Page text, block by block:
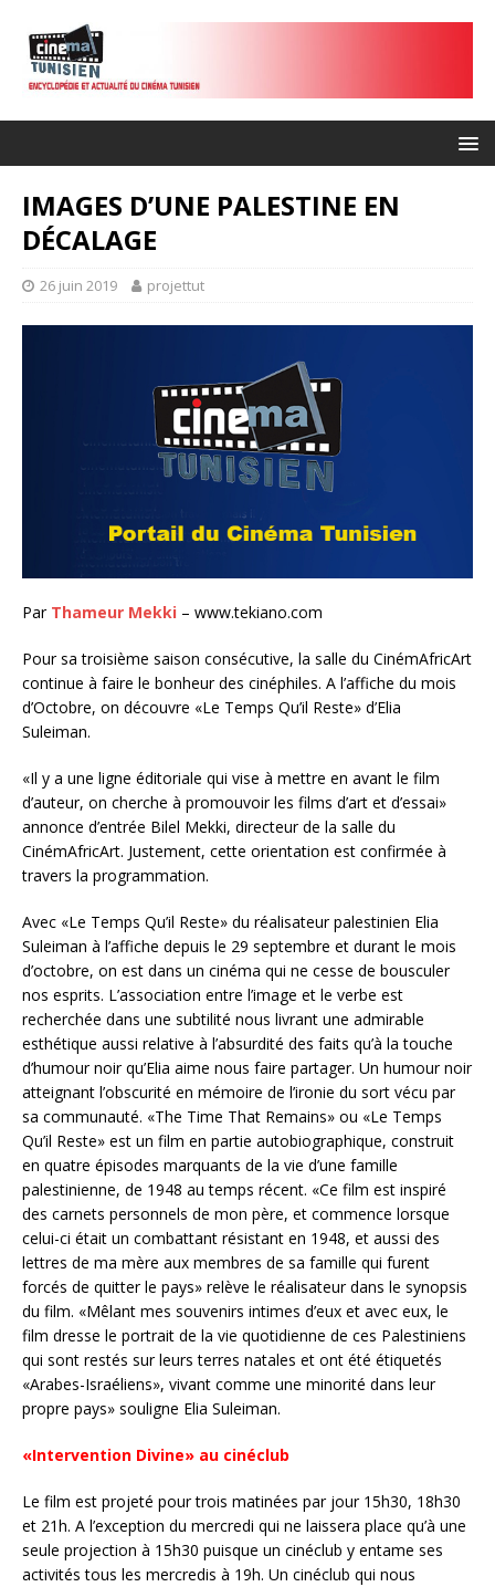
IMAGES D’UNE PALESTINE EN
DÉCALAGE
26 juin 2019 projettut
Par Thameur Mekki – www.tekiano.com
Pour sa troisième saison consécutive, la salle du CinémAfricArt
continue à faire le bonheur des cinéphiles. A l’affiche du mois
d’Octobre, on découvre «Le Temps Qu’il Reste» d’Elia
Suleiman.
«Il y a une ligne éditoriale qui vise à mettre en avant le film
d’auteur, on cherche à promouvoir les films d’art et d’essai»
annonce d’entrée Bilel Mekki, directeur de la salle du
CinémAfricArt. Justement, cette orientation est confirmée à
travers la programmation.
Avec «Le Temps Qu’il Reste» du réalisateur palestinien Elia
Suleiman à l’affiche depuis le 29 septembre et durant le mois
d’octobre, on est dans un cinéma qui ne cesse de bousculer
nos esprits. L’association entre l’image et le verbe est
recherchée dans une subtilité nous livrant une admirable
esthétique aussi relative à l’absurdité des faits qu’à la touche
d’humour noir qu’Elia aime nous faire partager. Un humour noir
atteignant l’obscurité en mémoire de l’ironie du sort vécu par
sa communauté. «The Time That Remains» ou «Le Temps
Qu’il Reste» est un film en partie autobiographique, construit
en quatre épisodes marquants de la vie d’une famille
palestinienne, de 1948 au temps récent. «Ce film est inspiré
des carnets personnels de mon père, et commence lorsque
celui-ci était un combattant résistant en 1948, et aussi des
lettres de ma mère aux membres de sa famille qui furent
forcés de quitter le pays» relève le réalisateur dans le synopsis
du film. «Mêlant mes souvenirs intimes d’eux et avec eux, le
film dresse le portrait de la vie quotidienne de ces Palestiniens
qui sont restés sur leurs terres natales et ont été étiquetés
«Arabes-Israéliens», vivant comme une minorité dans leur
propre pays» souligne Elia Suleiman.
«Intervention Divine» au cinéclub
Le film est projeté pour trois matinées par jour 15h30, 18h30
et 21h. A l’exception du mercredi qui ne laissera place qu’à une
seule projection à 15h30 puisque un cinéclub y entame ses
activités tous les mercredis à 19h. Un cinéclub qui nous